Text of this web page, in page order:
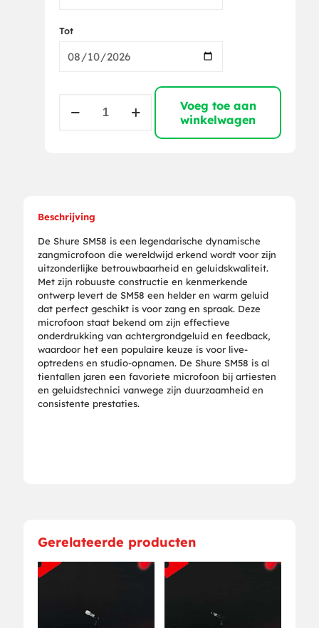
Tot
SM58
Voeg toe aan
winkelwagen
Beschrijving
De Shure SM58 is een legendarische dynamische
zangmicrofoon die wereldwijd erkend wordt voor zijn
uitzonderlijke betrouwbaarheid en geluidskwaliteit.
Met zijn robuuste constructie en kenmerkende
ontwerp levert de SM58 een helder en warm geluid
dat perfect geschikt is voor zang en spraak. Deze
microfoon staat bekend om zijn effectieve
onderdrukking van achtergrondgeluid en feedback,
waardoor het een populaire keuze is voor live-
optredens en studio-opnamen. De Shure SM58 is al
tientallen jaren een favoriete microfoon bij artiesten
en geluidstechnici vanwege zijn duurzaamheid en
consistente prestaties.
Gerelateerde producten